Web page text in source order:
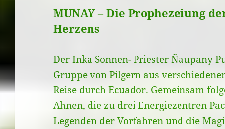
MUNAY – Die Prophezeiung
Herzens
Der Inka Sonnen- Priester Ñaupany
Gruppe von Pilgern aus
Reise durch Ecuador. Gemeinsam
Ahnen, die zu drei Energiezentren
Legenden der Vorfahren und die